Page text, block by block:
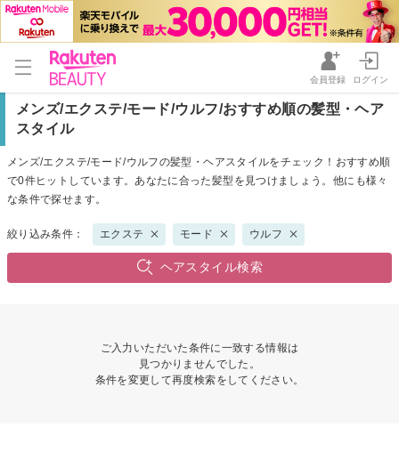
会員登録 ログイン
メンズ/エクステ/モード/ウルフ/おすすめ順の髪型・ヘア
スタイル
メンズ/エクステ/モード/ウルフの髪型・ヘアスタイルをチェック！おすすめ順
で0件ヒットしています。あなたに合った髪型を見つけましょう。他にも様々
な条件で探せます。
絞り込み条件： エクステ モード ウルフ
ヘアスタイル検索
ご入力いただいた条件に一致する情報は
見つかりませんでした。
条件を変更して再度検索をしてください。